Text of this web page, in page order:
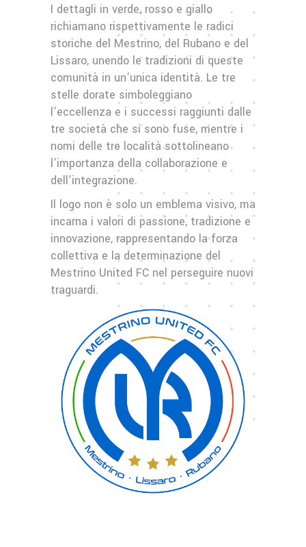
I dettagli in verde, rosso e giallo
richiamano rispettivamente le radici
storiche del Mestrino, del Rubano e del
Lissaro, unendo le tradizioni di queste
comunità in un’unica identità. Le tre
stelle dorate simboleggiano
l’eccellenza e i successi raggiunti dalle
tre società che si sono fuse, mentre i
nomi delle tre località sottolineano
l’importanza della collaborazione e
dell’integrazione.
Il logo non è solo un emblema visivo, ma
incarna i valori di passione, tradizione e
innovazione, rappresentando la forza
collettiva e la determinazione del
Mestrino United FC nel perseguire nuovi
traguardi.